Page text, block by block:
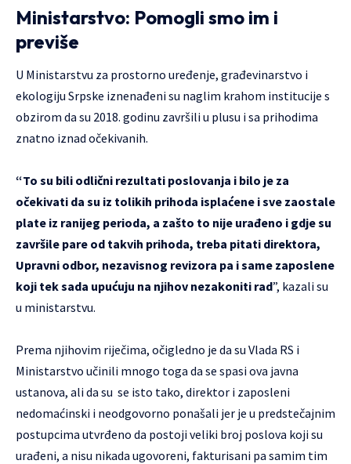
Ministarstvo: Pomogli smo im i
previše
U Ministarstvu za prostorno uređenje, građevinarstvo i
ekologiju Srpske iznenađeni su naglim krahom institucije s
obzirom da su 2018. godinu završili u plusu i sa prihodima
znatno iznad očekivanih.
“To su bili odlični rezultati poslovanja i bilo je za
očekivati da su iz tolikih prihoda isplaćene i sve zaostale
plate iz ranijeg perioda, a zašto to nije urađeno i gdje su
završile pare od takvih prihoda, treba pitati direktora,
Upravni odbor, nezavisnog revizora pa i same zaposlene
koji tek sada upućuju na njihov nezakoniti rad”, kazali su
u ministarstvu.
Prema njihovim riječima, očigledno je da su Vlada RS i
Ministarstvo učinili mnogo toga da se spasi ova javna
ustanova, ali da su se isto tako, direktor i zaposleni
nedomaćinski i neodgovorno ponašali jer je u predstečajnim
postupcima utvrđeno da postoji veliki broj poslova koji su
urađeni, a nisu nikada ugovoreni, fakturisani pa samim tim